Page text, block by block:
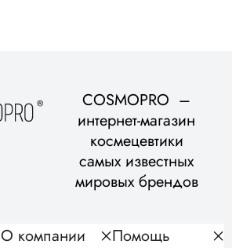
COSMOPRO –
интернет-магазин
космецевтики
самых известных
мировых брендов
О компании Помощь